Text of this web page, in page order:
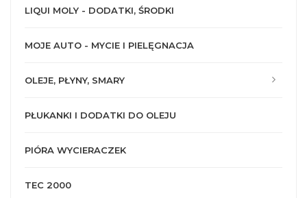
LIQUI MOLY - DODATKI, ŚRODKI
MOJE AUTO - MYCIE I PIELĘGNACJA
OLEJE, PŁYNY, SMARY
PŁUKANKI I DODATKI DO OLEJU
PIÓRA WYCIERACZEK
TEC 2000